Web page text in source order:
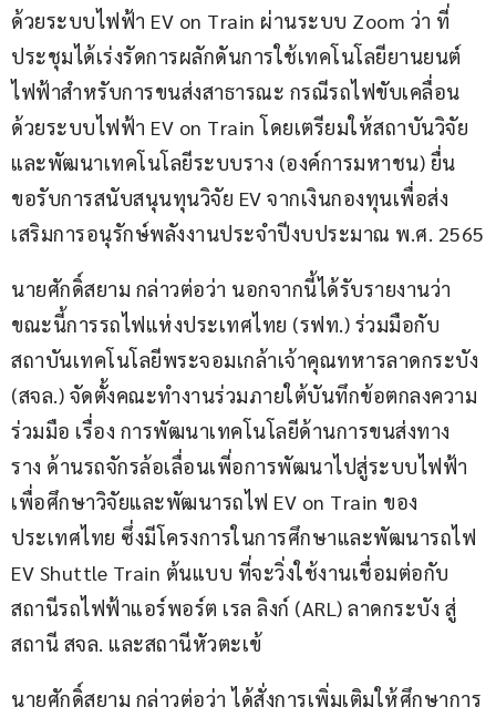
ด้วยระบบไฟฟ้า EV on Train ผ่านระบบ Zoom ว่า ที่
ประชุมได้เร่งรัดการผลักดันการใช้เทคโนโลยียานยนต์
ไฟฟ้าสำหรับการขนส่งสาธารณะ กรณีรถไฟขับเคลื่อน
ด้วยระบบไฟฟ้า EV on Train โดยเตรียมให้สถาบันวิจัย
และพัฒนาเทคโนโลยีระบบราง (องค์การมหาชน) ยื่น
ขอรับการสนับสนุนทุนวิจัย EV จากเงินกองทุนเพื่อส่ง
เสริมการอนุรักษ์พลังงานประจำปีงบประมาณ พ.ศ. 2565
นายศักดิ์สยาม กล่าวต่อว่า นอกจากนี้ได้รับรายงานว่า
ขณะนี้การรถไฟแห่งประเทศไทย (รฟท.) ร่วมมือกับ
สถาบันเทคโนโลยีพระจอมเกล้าเจ้าคุณทหารลาดกระบัง
(สจล.) จัดตั้งคณะทำงานร่วมภายใต้บันทึกข้อตกลงความ
ร่วมมือ เรื่อง การพัฒนาเทคโนโลยีด้านการขนส่งทาง
ราง ด้านรถจักรล้อเลื่อนเพี่อการพัฒนาไปสู่ระบบไฟฟ้า
เพื่อศึกษาวิจัยและพัฒนารถไฟ EV on Train ของ
ประเทศไทย ซึ่งมีโครงการในการศึกษาและพัฒนารถไฟ
EV Shuttle Train ต้นแบบ ที่จะวิ่งใช้งานเชื่อมต่อกับ
สถานีรถไฟฟ้าแอร์พอร์ต เรล ลิงก์ (ARL) ลาดกระบัง สู่
สถานี สจล. และสถานีหัวตะเข้
นายศักดิ์สยาม กล่าวต่อว่า ได้สั่งการเพิ่มเติมให้ศึกษาการ